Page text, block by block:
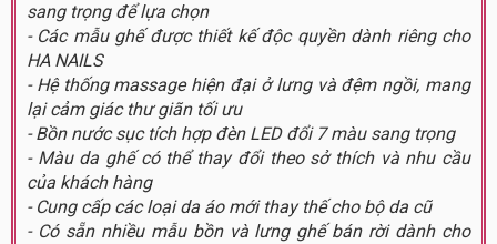
sang trọng để lựa chọn
- Các mẫu ghế được thiết kế độc quyền dành riêng cho
HA NAILS
- Hệ thống massage hiện đại ở lưng và đệm ngồi, mang
lại cảm giác thư giãn tối ưu
- Bồn nước sục tích hợp đèn LED đổi 7 màu sang trọng
- Màu da ghế có thể thay đổi theo sở thích và nhu cầu
của khách hàng
- Cung cấp các loại da áo mới thay thế cho bộ da cũ
- Có sẵn nhiều mẫu bồn và lưng ghế bán rời dành cho